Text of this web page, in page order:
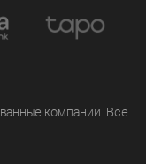
компании. Все